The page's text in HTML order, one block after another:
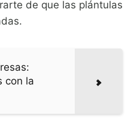
de que las plántulas
con la